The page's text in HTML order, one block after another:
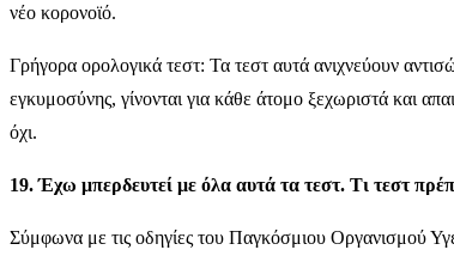
νέο κορονοϊό.
Γρήγορα ορολογικά τεστ: Τα τεστ αυτά ανιχνεύουν
εγκυμοσύνης, γίνονται για κάθε άτομο ξεχωριστά και
όχι.
19. Έχω μπερδευτεί με όλα αυτά τα τεστ. Τι τεστ
Σύμφωνα με τις οδηγίες του Παγκόσμιου Οργανισμού